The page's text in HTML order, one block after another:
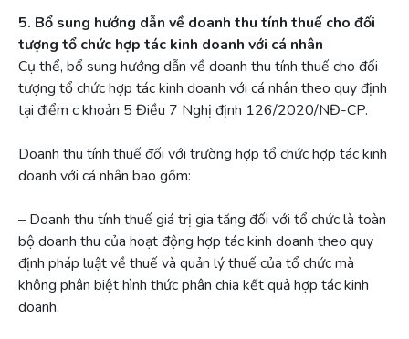
5. Bổ sung hướng dẫn về doanh thu tính thuế cho đối
tượng tổ chức hợp tác kinh doanh với cá nhân
Cụ thể, bổ sung hướng dẫn về doanh thu tính thuế cho đối
tượng tổ chức hợp tác kinh doanh với cá nhân theo quy định
tại điểm c khoản 5 Điều 7 Nghị định 126/2020/NĐ-CP.
Doanh thu tính thuế đối với trường hợp tổ chức hợp tác kinh
doanh với cá nhân bao gồm:
– Doanh thu tính thuế giá trị gia tăng đối với tổ chức là toàn
bộ doanh thu của hoạt động hợp tác kinh doanh theo quy
định pháp luật về thuế và quản lý thuế của tổ chức mà
không phân biệt hình thức phân chia kết quả hợp tác kinh
doanh.